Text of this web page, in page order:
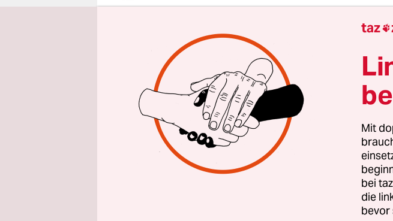
I
m protestantischen
wenn dernouveau riche
noch
voll, aber man zeigt es nicht.
Spazierfahrt mit dem Cabrio
falschem Bart gefahren. Als sei
in Sack und Asche zu gehen.
können ja nichts dafür.
Wie erfrischend, dass es Don
der Gesellschaft“ sich weder
bayerisch-barock gibt, aber
taz 
Mit
bei
die
bevor